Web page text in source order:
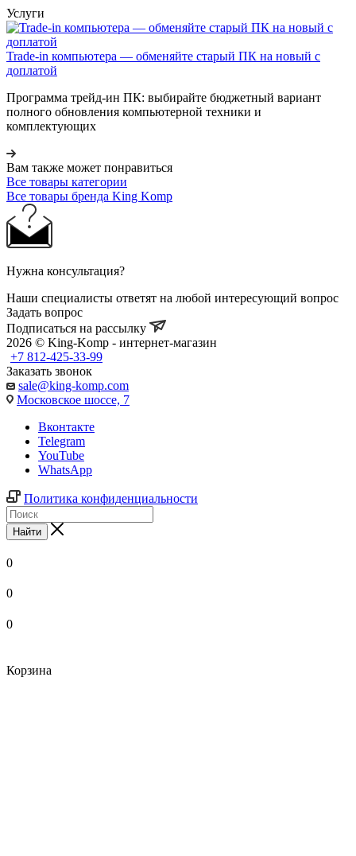
Услуги
Trade-in компьютера — обменяйте старый ПК на новый с
доплатой
Программа трейд-ин ПК: выбирайте бюджетный вариант
полного обновления компьютерной техники и
комплектующих
Вам также может понравиться
Все товары категории
Все товары бренда King Komp
Нужна консультация?
Наши специалисты ответят на любой интересующий вопрос
Задать вопрос
Подписаться на рассылку
2026 © King-Komp - интернет-магазин
+7 812-425-33-99
Заказать звонок
sale@king-komp.com
Московское шоссе, 7
Вконтакте
Telegram
YouTube
WhatsApp
Политика конфиденциальности
Найти
0
0
0
Корзина